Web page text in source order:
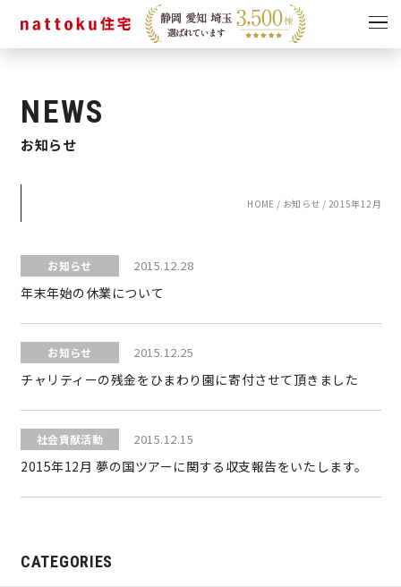
見学会
営業時間／10:00～20:00 定休日／年末年始
NEWS
お知らせ
HOME / お知らせ / 2015年12月
お知らせ 2015.12.28
年末年始の休業について
お知らせ 2015.12.25
チャリティーの残金をひまわり園に寄付させて頂きました
社会貢献活動 2015.12.15
2015年12月 夢の国ツアーに関する収支報告をいたします。
CATEGORIES